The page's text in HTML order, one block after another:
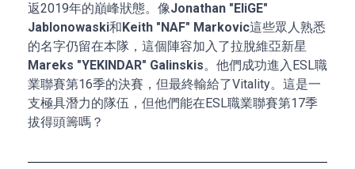
返2019年的巔峰狀態。像Jonathan "EliGE"
Jablonowaski和Keith "NAF" Markovic這些眾人熟悉
的名字仍留在本隊，這個陣容加入了拉脫維亞新星
Mareks "YEKINDAR" Galinskis。他們成功進入ESL職
業聯賽第16季的決賽，但最終輸給了Vitality。這是一
支極具潛力的隊伍，但他們能在ESL職業聯賽第17季
拔得頭籌嗎？